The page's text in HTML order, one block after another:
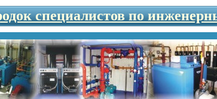
специалистов по